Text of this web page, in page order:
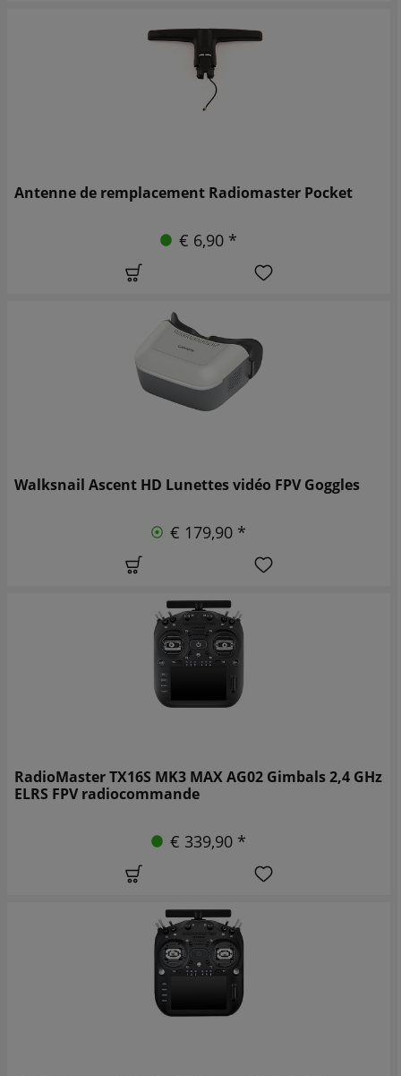
Antenne de remplacement Radiomaster Pocket
€ 6,90 *
Walksnail Ascent HD Lunettes vidéo FPV Goggles
€ 179,90 *
RadioMaster TX16S MK3 MAX AG02 Gimbals 2,4 GHz
ELRS FPV radiocommande
€ 339,90 *